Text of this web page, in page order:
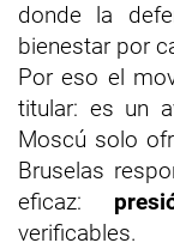
donde la
bienestar por
Por eso el
titular: es un
Moscú solo
Bruselas
eficaz:
verificables.